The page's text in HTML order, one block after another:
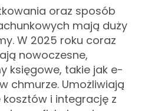
oraz sposób
mają duży
W 2025 roku coraz
nowoczesne,
księgowe, takie jak e-
chmurze. Umożliwiają
i integrację z